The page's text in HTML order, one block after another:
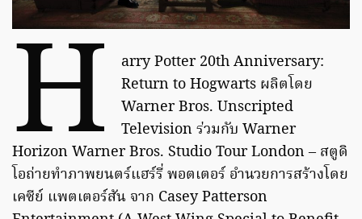
H arry Potter 20th Anniversary:
Return to Hogwarts ผลิตโดย
Warner Bros. Unscripted
Television ร่วมกับ Warner
Horizon Warner Bros. Studio Tour London – สตูดิ
โอถ่ายทำภาพยนตร์แฮร์รี่ พอตเตอร์ อำนวยการสร้างโดย
เคซีย์ แพตเตอร์สัน จาก Casey Patterson